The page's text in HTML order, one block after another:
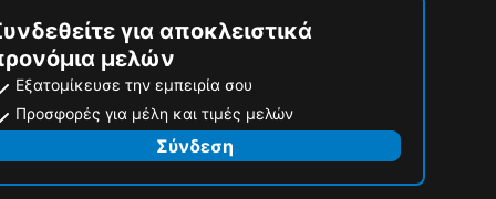
για αποκλειστικά
μελών
Εξατομίκευσε την εμπειρία σου
Προσφορές για μέλη και τιμές μελών
Σύνδεση